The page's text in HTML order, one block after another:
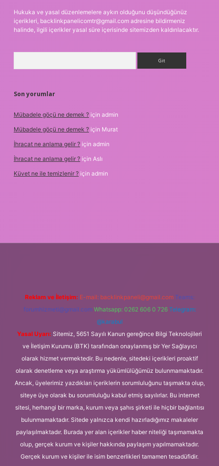
Hukuka ve yasal düzenlemelere aykırı olduğunu düşündüğünüz
içerikleri, backlinkpanelicomtr@gmail.com adresine bildirmeniz
halinde, ilgili içerikler yasal süre içerisinde sitemizden kaldırılacaktır.
Son yorumlar
Mübadele göçü ne demek ? için admin
Mübadele göçü ne demek ? için Murat
İhracat ne anlama gelir ? için admin
İhracat ne anlama gelir ? için Aslı
Küvet ne ile temizlenir ? için admin
Reklam ve İletişim: E-mail: backlinkpaneli@gmail.com Teams:
forumhizmeti@gmail.com Whatsapp: 0262 606 0 726 Telegram:
@karabul
Yasal Uyarı: Sitemiz, 5651 Sayılı Kanun gereğince Bilgi Teknolojileri
ve İletişim Kurumu (BTK) tarafından onaylanmış bir Yer Sağlayıcı
olarak hizmet vermektedir. Bu nedenle, sitedeki içerikleri proaktif
olarak denetleme veya araştırma yükümlülüğümüz bulunmamaktadır.
Ancak, üyelerimiz yazdıkları içeriklerin sorumluluğunu taşımakta olup,
siteye üye olarak bu sorumluluğu kabul etmiş sayılırlar. Bu internet
sitesi, herhangi bir marka, kurum veya şahıs şirketi ile hiçbir bağlantısı
bulunmamaktadır. Sitede yalnızca kendi hazırladığımız makaleler
paylaşılmaktadır. Burada yer alan içerikler haber niteliği taşımamakta
olup, gerçek kurum ve kişiler hakkında paylaşım yapılmamaktadır.
Gerçek kurum ve kişiler ile isim benzerlikleri tamamen tesadüfidir.